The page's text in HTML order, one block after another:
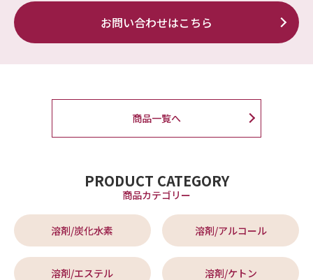
お問い合わせはこちら
商品一覧へ
PRODUCT CATEGORY
商品カテゴリー
溶剤/炭化水素 溶剤/アルコール
溶剤/エステル 溶剤/ケトン